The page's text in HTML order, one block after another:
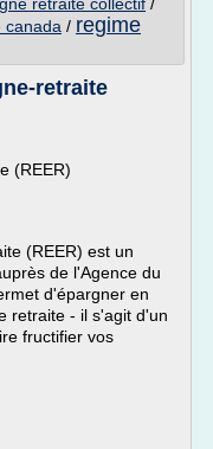
canada / regime
retraite
(REER)
(REER) est un
de l'Agence du
d'épargner en
retraite - il s'agit d'un
fructifier vos